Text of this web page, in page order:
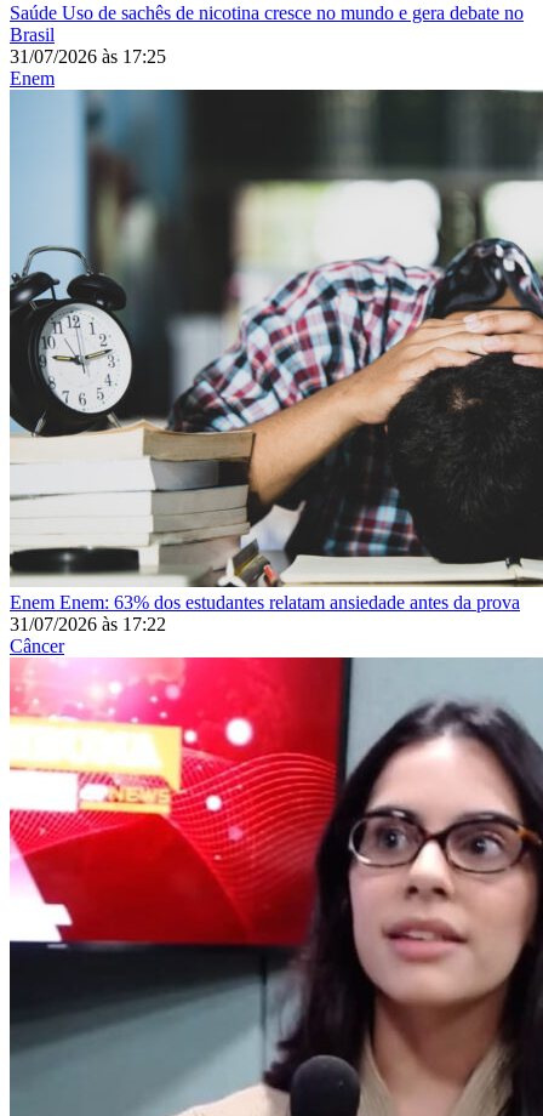
Saúde Uso de sachês de nicotina cresce no mundo e gera debate no
Brasil
31/07/2026 às 17:25
Enem
Enem Enem: 63% dos estudantes relatam ansiedade antes da prova
31/07/2026 às 17:22
Câncer